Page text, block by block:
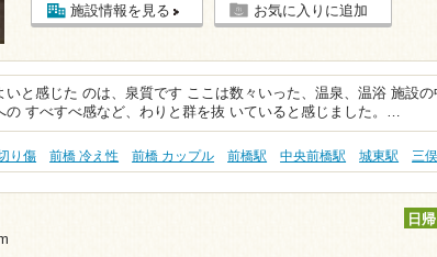
施設情報を見る お気に入りに追加
いと感じた のは、泉質です ここは数々いった、温泉、温浴 施設の
の すべすべ感など、わりと群を抜 いていると感じました。…
り傷 前橋 冷え性 前橋 カップル 前橋駅 中央前橋駅 城東駅 三
日